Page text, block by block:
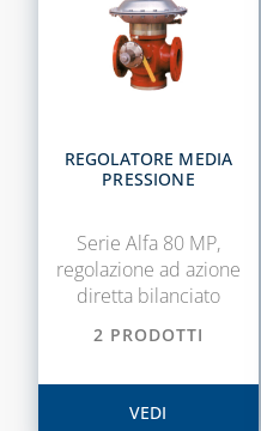
ELETTRICI
CASSETTE
CAPITOLO 08
E
BENDE,
FASCETTE E
NASTRO
REGOLATORE MEDIA
PRESSIONE
Serie Alfa 80 MP,
regolazione ad azione
diretta bilanciato
2 PRODOTTI
VEDI